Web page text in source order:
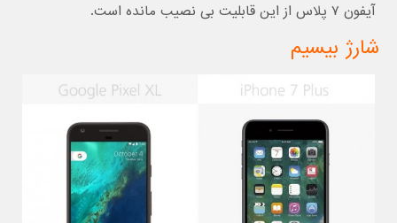
آیفون ۷ پلاس از این قابلیت بی نصیب مانده است.
شارژ بیسیم